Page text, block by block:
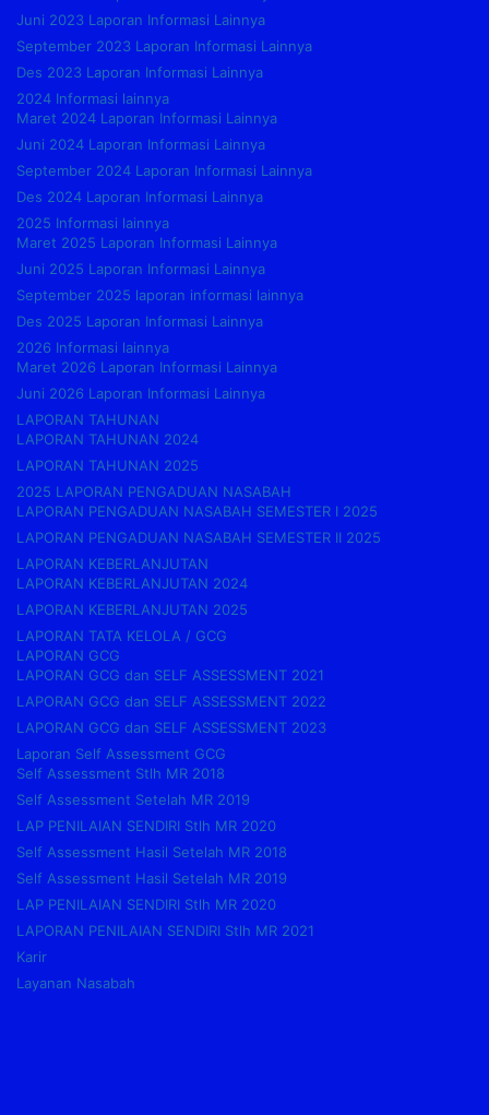
Juni 2023 Laporan Informasi Lainnya
September 2023 Laporan Informasi Lainnya
Des 2023 Laporan Informasi Lainnya
2024 Informasi lainnya
Maret 2024 Laporan Informasi Lainnya
Juni 2024 Laporan Informasi Lainnya
September 2024 Laporan Informasi Lainnya
Des 2024 Laporan Informasi Lainnya
2025 Informasi lainnya
Maret 2025 Laporan Informasi Lainnya
Juni 2025 Laporan Informasi Lainnya
September 2025 laporan informasi lainnya
Des 2025 Laporan Informasi Lainnya
2026 Informasi lainnya
Maret 2026 Laporan Informasi Lainnya
Juni 2026 Laporan Informasi Lainnya
LAPORAN TAHUNAN
LAPORAN TAHUNAN 2024
LAPORAN TAHUNAN 2025
2025 LAPORAN PENGADUAN NASABAH
LAPORAN PENGADUAN NASABAH SEMESTER I 2025
LAPORAN PENGADUAN NASABAH SEMESTER II 2025
LAPORAN KEBERLANJUTAN
LAPORAN KEBERLANJUTAN 2024
LAPORAN KEBERLANJUTAN 2025
LAPORAN TATA KELOLA / GCG
LAPORAN GCG
LAPORAN GCG dan SELF ASSESSMENT 2021
LAPORAN GCG dan SELF ASSESSMENT 2022
LAPORAN GCG dan SELF ASSESSMENT 2023
Laporan Self Assessment GCG
Self Assessment Stlh MR 2018
Self Assessment Setelah MR 2019
LAP PENILAIAN SENDIRI Stlh MR 2020
Self Assessment Hasil Setelah MR 2018
Self Assessment Hasil Setelah MR 2019
LAP PENILAIAN SENDIRI Stlh MR 2020
LAPORAN PENILAIAN SENDIRI Stlh MR 2021
Karir
Layanan Nasabah